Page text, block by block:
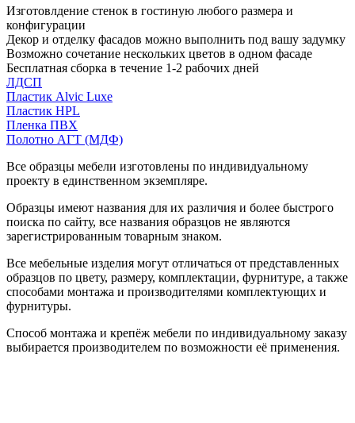
Изготовлдение стенок в гостиную любого размера и
конфигурации
Декор и отделку фасадов можно выполнить под вашу задумку
Возможно сочетание нескольких цветов в одном фасаде
Бесплатная сборка в течение 1-2 рабочих дней
ЛДСП
Пластик Alvic Luxe
Пластик HPL
Пленка ПВХ
Полотно АГТ (МДФ)
Все образцы мебели изготовлены по индивидуальному
проекту в единственном экземпляре.
Образцы имеют названия для их различия и более быстрого
поиска по сайту, все названия образцов не являются
зарегистрированным товарным знаком.
Все мебельные изделия могут отличаться от представленных
образцов по цвету, размеру, комплектации, фурнитуре, а также
способами монтажа и производителями комплектующих и
фурнитуры.
Способ монтажа и крепёж мебели по индивидуальному заказу
выбирается производителем по возможности её применения.